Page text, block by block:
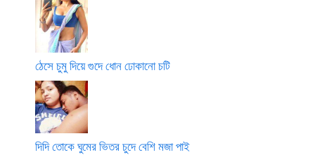
ঠেসে চুমু দিয়ে গুদে ধোন ঢোকানো চটি
দিদি তোকে ঘুমের ভিতর চুদে বেশি মজা পাই